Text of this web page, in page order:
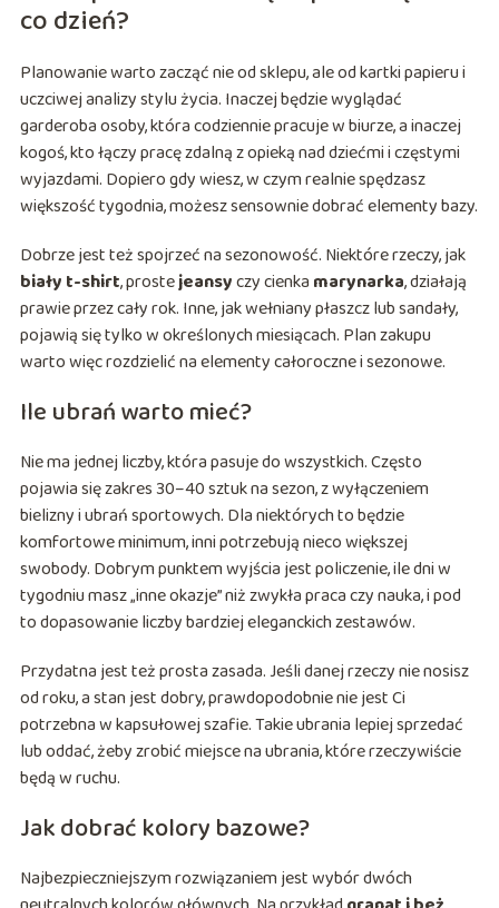
co dzień?
Planowanie warto zacząć nie od sklepu, ale od kartki papieru i
uczciwej analizy stylu życia. Inaczej będzie wyglądać
garderoba osoby, która codziennie pracuje w biurze, a inaczej
kogoś, kto łączy pracę zdalną z opieką nad dziećmi i częstymi
wyjazdami. Dopiero gdy wiesz, w czym realnie spędzasz
większość tygodnia, możesz sensownie dobrać elementy bazy.
Dobrze jest też spojrzeć na sezonowość. Niektóre rzeczy, jak
biały t-shirt, prostejeansyczy cienka marynarka, działają
prawie przez cały rok. Inne, jak wełniany płaszcz lub sandały,
pojawią się tylko w określonych miesiącach. Plan zakupu
warto więc rozdzielić na elementy całoroczne i sezonowe.
Ile ubrań warto mieć?
Nie ma jednej liczby, która pasuje do wszystkich. Często
pojawia się zakres 30–40 sztuk na sezon, z wyłączeniem
bielizny i ubrań sportowych. Dla niektórych to będzie
komfortowe minimum, inni potrzebują nieco większej
swobody. Dobrym punktem wyjścia jest policzenie, ile dni w
tygodniu masz „inne okazje” niż zwykła praca czy nauka, i pod
to dopasowanie liczby bardziej eleganckich zestawów.
Przydatna jest też prosta zasada. Jeśli danej rzeczy nie nosisz
od roku, a stan jest dobry, prawdopodobnie nie jest Ci
potrzebna w kapsułowej szafie. Takie ubrania lepiej sprzedać
lub oddać, żeby zrobić miejsce na ubrania, które rzeczywiście
będą w ruchu.
Jak dobrać kolory bazowe?
Najbezpieczniejszym rozwiązaniem jest wybór dwóch